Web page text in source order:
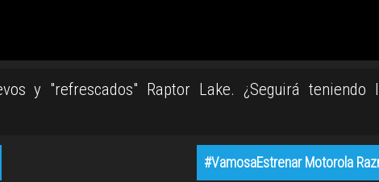
y "refrescados" Raptor Lake. ¿Seguirá teniendo
#VamosaEstrenar Motorola